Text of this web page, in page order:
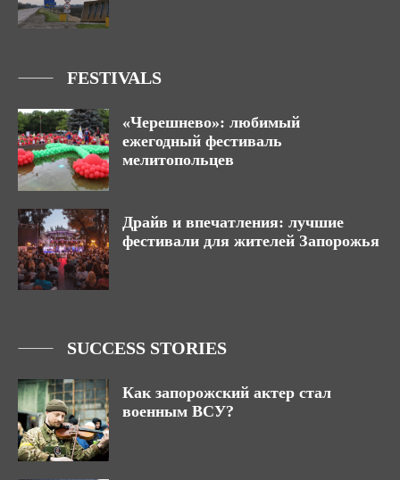
FESTIVALS
«Черешнево»: любимый
ежегодный фестиваль
мелитопольцев
Драйв и впечатления: лучшие
фестивали для жителей Запорожья
SUCCESS STORIES
Как запорожский актер стал
военным ВСУ?